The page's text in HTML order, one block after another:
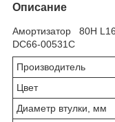
Описание
Амортизатор 80Н
DC66-00531C
Производитель
Цвет
Диаметр втулки, мм